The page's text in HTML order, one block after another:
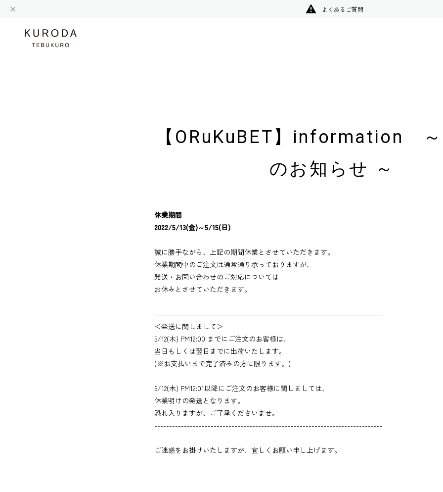
よくあるご質問
【ORuKuBET】information
のお知らせ ～
休業期間
2022/5/13(金)～5/15(日)
誠に勝手ながら、上記の期間休業とさせていただきます。
休業期間中のご注文は通常通り承っておりますが、
発送・お問い合わせのご対応については
お休みとさせていただきます。
-----------------------------------------------------------------------------
＜発送に関しまして＞
5/12(木) PM12:00 までにご注文のお客様は、
当日もしくは翌日までに出荷いたします。
(※お支払いまで完了済みの方に限ります。)
5/12(木) PM12:01以降にご注文のお客様に関しましては、
休業明けの発送となります。
恐れ入りますが、ご了承くださいませ。
-----------------------------------------------------------------------------
ご迷惑をお掛けいたしますが、宜しくお願い申し上げます。